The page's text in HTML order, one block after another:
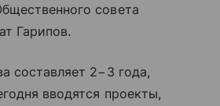
совета
Гарипов.
составляет 2−3 года,
вводятся проекты,